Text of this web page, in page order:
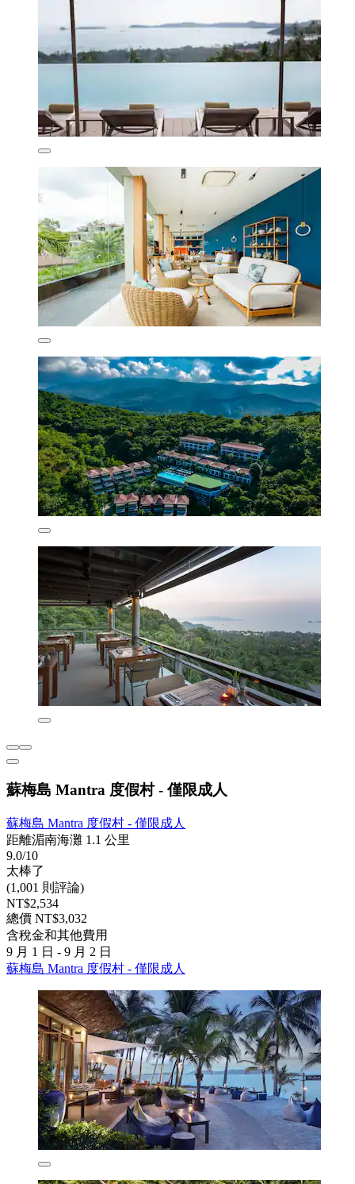
蘇梅島 Mantra 度假村 - 僅限成人
蘇梅島 Mantra 度假村 - 僅限成人
距離湄南海灘 1.1 公里
9.0/10
太棒了
(1,001 則評論)
NT$2,534
總價 NT$3,032
含稅金和其他費用
9 月 1 日 - 9 月 2 日
蘇梅島 Mantra 度假村 - 僅限成人